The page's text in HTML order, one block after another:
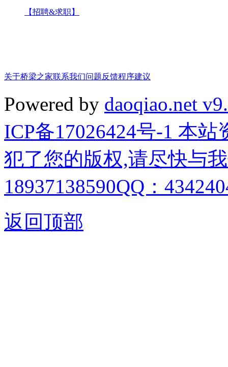
【招聘&求职】
关于桥梁之家联系我们问题反馈程序建议
Powered by daoqiao.net
ICP备17026424号-1 本
犯了您的版权,请尽快与
18937138590QQ：
返回顶部